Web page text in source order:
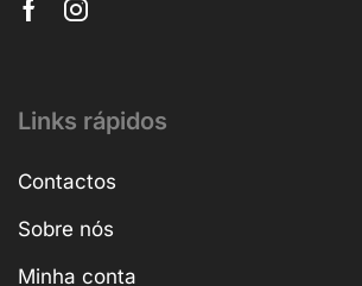
Links rápidos
Contactos
Sobre nós
Minha conta